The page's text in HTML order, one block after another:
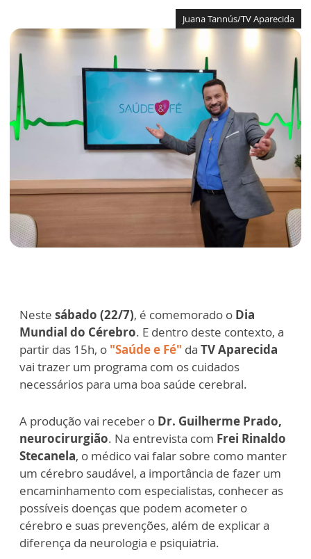
Juana Tannús/TV Aparecida
Neste sábado (22/7), é comemorado o Dia
Mundial do Cérebro. E dentro deste contexto, a
partir das 15h, o "Saúde e Fé" da TV Aparecida
vai trazer um programa com os cuidados
necessários para uma boa saúde cerebral.
A produção vai receber o Dr. Guilherme Prado,
neurocirurgião. Na entrevista com Frei Rinaldo
Stecanela, o médico vai falar sobre como manter
um cérebro saudável, a importância de fazer um
encaminhamento com especialistas, conhecer as
possíveis doenças que podem acometer o
cérebro e suas prevenções, além de explicar a
diferença da neurologia e psiquiatria.